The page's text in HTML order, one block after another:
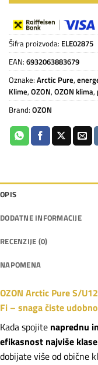
Šifra proizvoda: ELE02875
EAN: 6932063883679
Oznake: Arctic Pure,
Klime, OZON, OZON klima,
Brand: OZON
OPIS
DODATNE INFORMACIJE
RECENZIJE (0)
NAPOMENA
OZON Arctic Pure S/
Fi – snaga čiste
Kada spojite naprednu
efikasnost najviše
dobijate više od obične